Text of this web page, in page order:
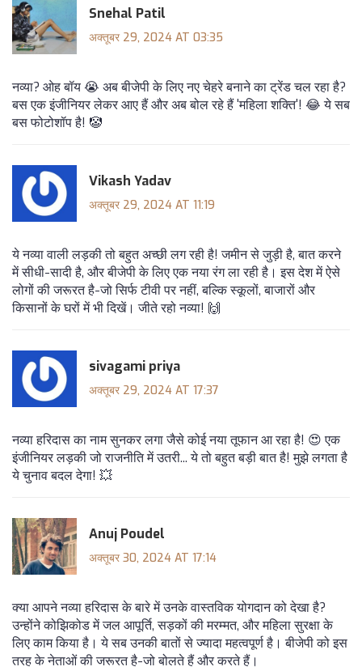
Snehal Patil
अक्तूबर 29, 2024 AT 03:35
नव्या? ओह बॉय 😭 अब बीजेपी के लिए नए चेहरे बनाने का ट्रेंड चल रहा है?
बस एक इंजीनियर लेकर आए हैं और अब बोल रहे हैं 'महिला शक्ति'! 😂 ये सब
बस फोटोशॉप है! 🤡
Vikash Yadav
अक्तूबर 29, 2024 AT 11:19
ये नव्या वाली लड़की तो बहुत अच्छी लग रही है! जमीन से जुड़ी है, बात करने
में सीधी-सादी है, और बीजेपी के लिए एक नया रंग ला रही है। इस देश में ऐसे
लोगों की जरूरत है-जो सिर्फ टीवी पर नहीं, बल्कि स्कूलों, बाजारों और
किसानों के घरों में भी दिखें। जीते रहो नव्या! 🙌
sivagami priya
अक्तूबर 29, 2024 AT 17:37
नव्या हरिदास का नाम सुनकर लगा जैसे कोई नया तूफान आ रहा है! 😍 एक
इंजीनियर लड़की जो राजनीति में उतरी... ये तो बहुत बड़ी बात है! मुझे लगता है
ये चुनाव बदल देगा! 💥
Anuj Poudel
अक्तूबर 30, 2024 AT 17:14
क्या आपने नव्या हरिदास के बारे में उनके वास्तविक योगदान को देखा है?
उन्होंने कोझिकोड में जल आपूर्ति, सड़कों की मरम्मत, और महिला सुरक्षा के
लिए काम किया है। ये सब उनकी बातों से ज्यादा महत्वपूर्ण है। बीजेपी को इस
तरह के नेताओं की जरूरत है-जो बोलते हैं और करते हैं।